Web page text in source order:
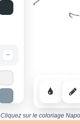
−
Cliquez sur le coloriage